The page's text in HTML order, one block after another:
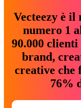
Vecteezy è
numero 1
90.000
brand,
creative che
76%